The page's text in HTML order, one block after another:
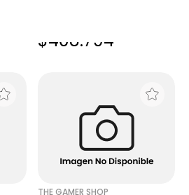
$408.794
THE GAMER SHOP